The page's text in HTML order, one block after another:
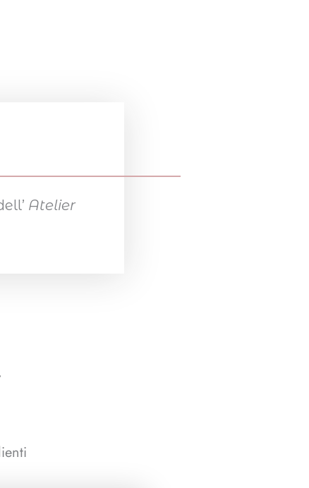
Atelier